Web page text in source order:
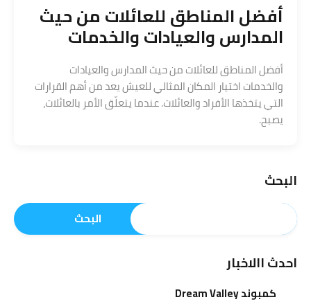
أفضل المناطق للعائلات من حيث
المدارس والعيادات والخدمات
أفضل المناطق للعائلات من حيث المدارس والعيادات
والخدمات اختيار المكان المثالي للعيش يعد من أهم القرارات
التي يتخذها الأفراد والعائلات. عندما يتعلّق الأمر بالعائلات،
يصبح.
البحث
البحث
احدث االاخبار
كمبوند Dream Valley